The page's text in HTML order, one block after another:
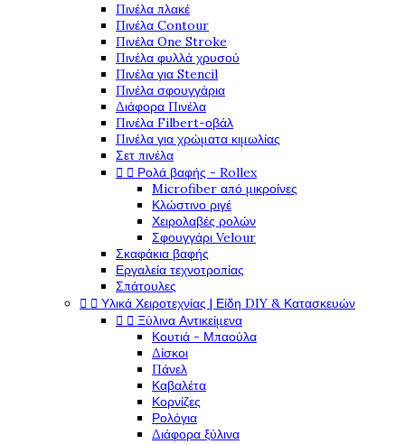
Πινέλα πλακέ
Πινέλα Contour
Πινέλα One Stroke
Πινέλα φυλλά χρυσού
Πινέλα για Stencil
Πινέλα σφουγγάρια
Διάφορα Πινέλα
Πινέλα Filbert-οβάλ
Πινέλα για χρώματα κιμωλίας
Σετ πινέλα
  Ρολά βαφής - Rollex
Microfiber από μικροίνες
Κλώστινο ριγέ
Χειρολαβές ρολών
Σφουγγάρι Velour
Σκαφάκια βαφής
Εργαλεία τεχνοτροπίας
Σπάτουλες
  Υλικά Χειροτεχνίας | Είδη DIY & Κατασκευών
  Ξύλινα Αντικείμενα
Κουτιά - Μπαούλα
Δίσκοι
Πάνελ
Καβαλέτα
Κορνίζες
Ρολόγια
Διάφορα ξύλινα